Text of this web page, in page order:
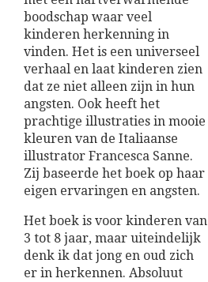
boodschap waar veel
kinderen herkenning in
vinden. Het is een universeel
verhaal en laat kinderen zien
dat ze niet alleen zijn in hun
angsten. Ook heeft het
prachtige illustraties in mooie
kleuren van de Italiaanse
illustrator Francesca Sanne.
Zij baseerde het boek op haar
eigen ervaringen en angsten.
Het boek is voor kinderen van
3 tot 8 jaar, maar uiteindelijk
denk ik dat jong en oud zich
er in herkennen. Absoluut